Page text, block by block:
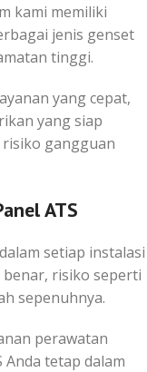
kami memiliki
jenis genset
tinggi.
yang cepat,
yang siap
gangguan
ATS
setiap instalasi
benar, risiko seperti
sepenuhnya.
perawatan
tetap dalam